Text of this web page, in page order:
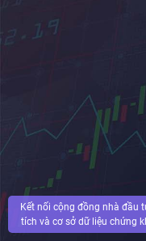
Kết nối cộng đồng nhà đầu
tích và cơ sở dữ liệu chứng